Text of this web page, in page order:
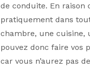
de conduite. En raison
pratiquement dans
chambre, une cuisine,
pouvez donc faire vos
car vous n’aurez pas